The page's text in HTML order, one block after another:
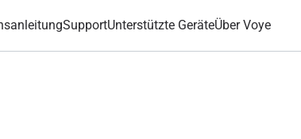
SupportUnterstützte GeräteÜber Voye